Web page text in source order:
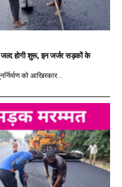
होगी शुरू, इन जर्जर सड़कों के
को आखिरकार...